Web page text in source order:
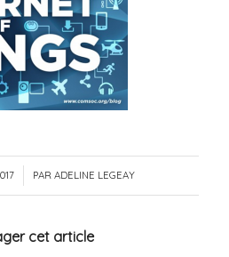
PAR ADELINE LEGEAY
cet article